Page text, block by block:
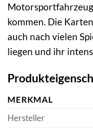
kommen. Die
auch nach vielen
liegen und ihr
MERKMAL
Hersteller